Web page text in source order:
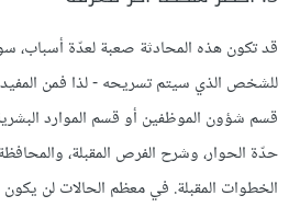
قد تكون هذه المحادثة صعبة لعدّة أسباب،
للشخص الذي سيتم تسريحه - لذا فمن
قسم شؤون الموظفين أو قسم الموارد
حدّة الحوار، وشرح الفرص المقبلة،
الخطوات المقبلة. في معظم الحالات لن